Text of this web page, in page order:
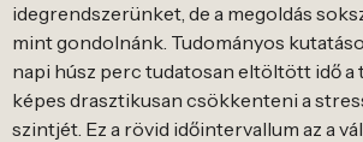
idegrendszerünket, de a megoldás
mint gondolnánk. Tudományos
napi húsz perc tudatosan eltöltött idő
képes drasztikusan csökkenteni a
szintjét. Ez a rövid időintervallum az a